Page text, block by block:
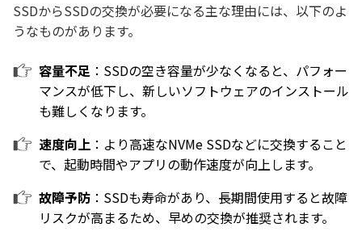
SSDからSSDの交換が必要になる主な理由には、以下のよ
うなものがあります。
容量不足 ：SSDの空き容量が少なくなると、パフォー
マンスが低下し、新しいソフトウェアのインストール
も難しくなります。
速度向上 ：より高速なNVMe SSDなどに交換すること
で、起動時間やアプリの動作速度が向上します。
故障予防 ：SSDも寿命があり、長期間使用すると故障
リスクが高まるため、早めの交換が推奨されます。